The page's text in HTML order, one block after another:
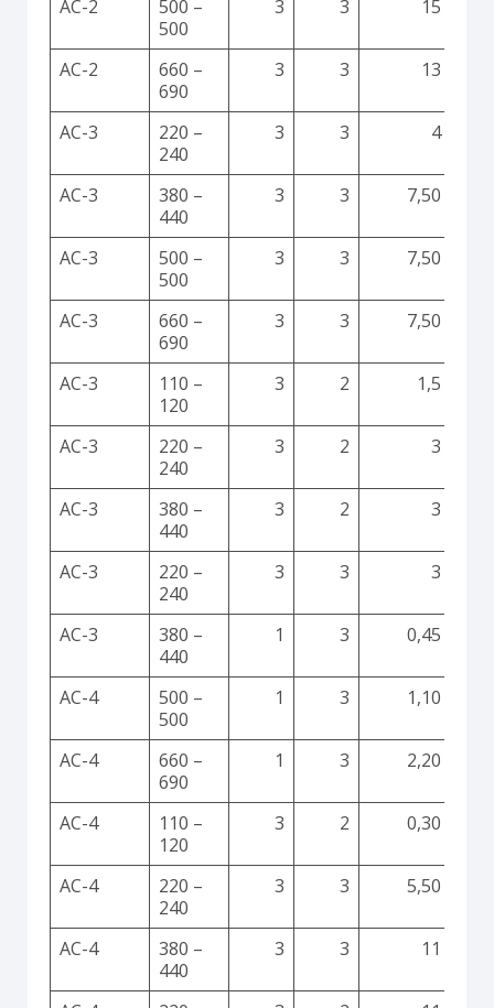
AC-2
500 –
500
3 3 15
AC-2
660 –
690
3 3 13
AC-3
220 –
240
3 3 4
AC-3
380 –
440
3 3 7,50
AC-3
500 –
500
3 3 7,50
AC-3
660 –
690
3 3 7,50
AC-3
110 –
120
3 2 1,5
AC-3
220 –
240
3 2 3
AC-3
380 –
440
3 2 3
AC-3
220 –
240
3 3 3
AC-3
380 –
440
1 3 0,45
AC-4
500 –
500
1 3 1,10
AC-4
660 –
690
1 3 2,20
AC-4
110 –
120
3 2 0,30
AC-4
220 –
240
3 3 5,50
AC-4
380 –
440
3 3 11